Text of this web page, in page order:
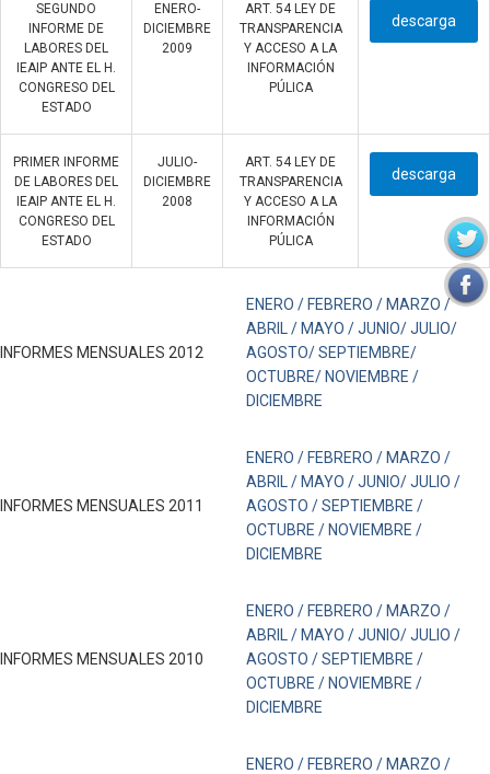
SEGUNDO
INFORME DE
LABORES DEL
IEAIP ANTE EL H.
CONGRESO DEL
ESTADO
ENERO-
DICIEMBRE
2009
ART. 54 LEY DE
TRANSPARENCIA
Y ACCESO A LA
INFORMACIÓN
PÚLICA
descarga
PRIMER INFORME
DE LABORES DEL
IEAIP ANTE EL H.
CONGRESO DEL
ESTADO
JULIO-
DICIEMBRE
2008
ART. 54 LEY DE
TRANSPARENCIA
Y ACCESO A LA
INFORMACIÓN
PÚLICA
descarga
INFORMES MENSUALES 2012
ENERO / FEBRERO / MARZO /
ABRIL / MAYO /JUNIO/JULIO/
AGOSTO/SEPTIEMBRE/
OCTUBRE/ NOVIEMBRE /
DICIEMBRE
INFORMES MENSUALES 2011
ENERO / FEBRERO / MARZO /
ABRIL / MAYO /JUNIO/JULIO /
AGOSTO /SEPTIEMBRE /
OCTUBRE / NOVIEMBRE /
DICIEMBRE
INFORMES MENSUALES 2010
ENERO / FEBRERO / MARZO /
ABRIL / MAYO /JUNIO/JULIO /
AGOSTO /SEPTIEMBRE /
OCTUBRE / NOVIEMBRE /
DICIEMBRE
ENERO / FEBRERO / MARZO /